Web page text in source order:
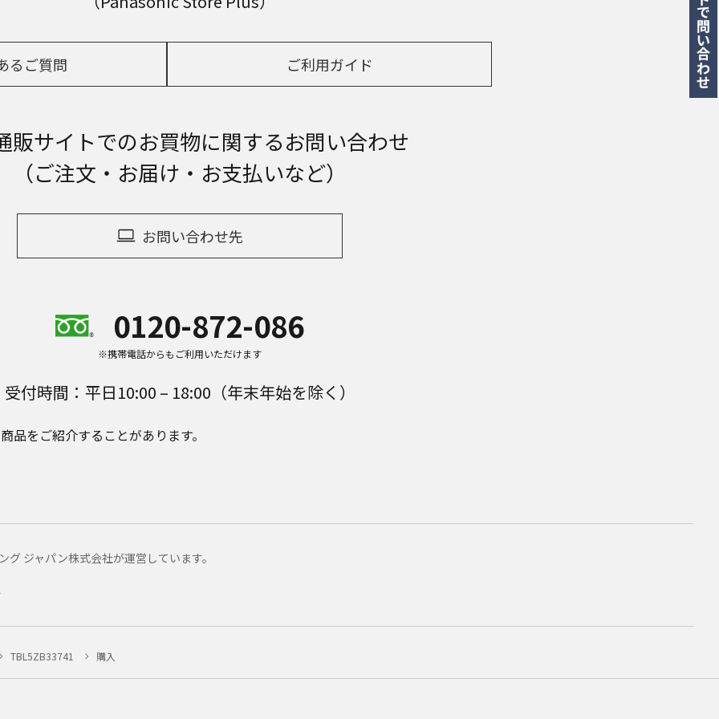
るご質問 ご利用ガイド
販サイトでのお買物に関するお問い合わせ
（ご注文・お届け・お支払いなど）
お問い合わせ先
0120-872-086
※携帯電話からもご利用いただけます
受付時間：平日10:00 – 18:00（年末年始を除く）
品をご紹介することがあります。
ジャパン株式会社が運営しています。
TBL5ZB33741 購入